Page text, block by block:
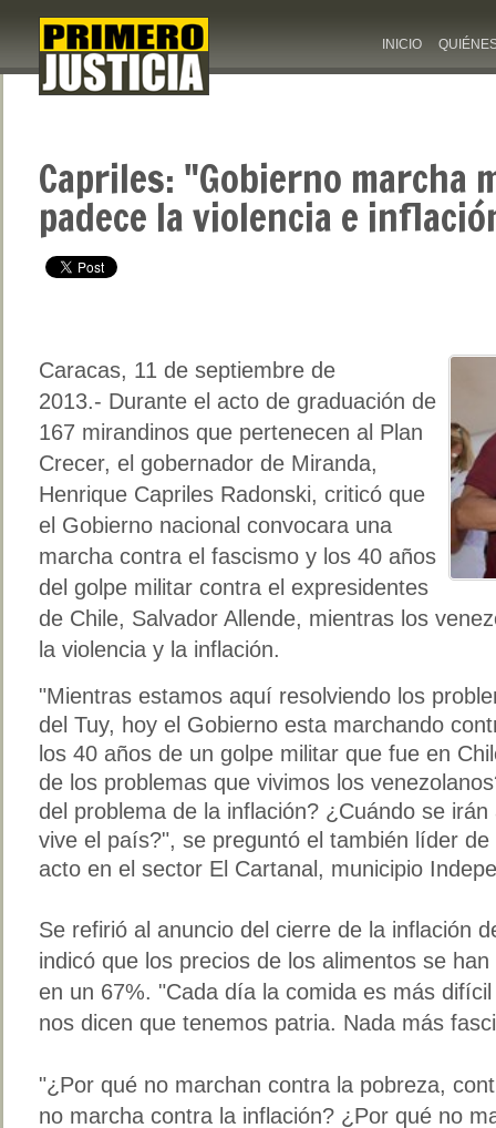
INICIO
Capriles: "Gobierno marcha
padece la violencia e
Caracas, 11 de septiembre de
2013.- Durante el acto de graduación de
167 mirandinos que pertenecen al Plan
Crecer, el gobernador de Miranda,
Henrique Capriles Radonski, criticó que
el Gobierno nacional convocara una
marcha contra el fascismo y los 40 años
del golpe militar contra el expresidentes
de Chile, Salvador Allende, mientras los
la violencia y la inflación.
"Mientras estamos aquí resolviendo los
del Tuy, hoy el Gobierno esta marchando
los 40 años de un golpe militar que fue en
de los problemas que vivimos los
del problema de la inflación? ¿Cuándo se
vive el país?", se preguntó el también líder
acto en el sector El Cartanal, municipio
Se refirió al anuncio del cierre de la inflación
indicó que los precios de los alimentos se
en un 67%. "Cada día la comida es más
nos dicen que tenemos patria. Nada más
"¿Por qué no marchan contra la pobreza,
no marcha contra la inflación? ¿Por qué no